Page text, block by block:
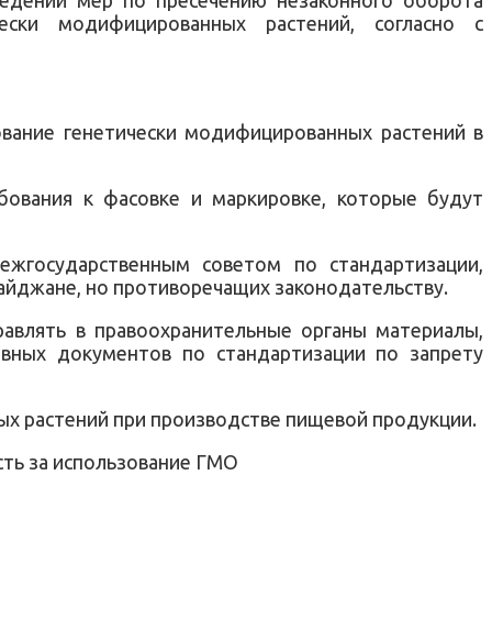
модифицированных растений, согласно с
генетически модифицированных растений в
к фасовке и маркировке, которые будут
советом по стандартизации,
но противоречащих законодательству.
в правоохранительные органы материалы,
документов по стандартизации по запрету
растений при производстве пищевой продукции.
за использование ГМО